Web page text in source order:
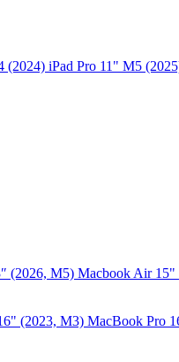
(2024) iPad Pro 11" M5
(2026, M5) Macbook Air 15"
(2023, M3) MacBook Pro